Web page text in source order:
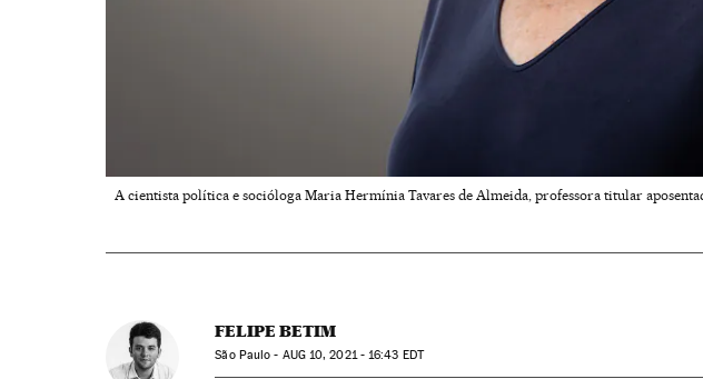
A cientista política e socióloga Maria Hermínia Tavares de Almeida, professora titular
FELIPE BETIM
São Paulo - AUG10, 2021 - 16:43 EDT